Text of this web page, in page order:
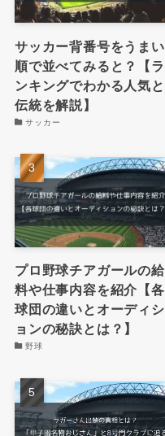
サッカー背番号をうまい
順で並べてみると？【ラ
ンキングでわかる人気と
伝統を解説】
サッカー
プロ野球チアガールの給
料や仕事内容を紹介【各
球団の違いとオーディシ
ョンの秘訣とは？】
野球